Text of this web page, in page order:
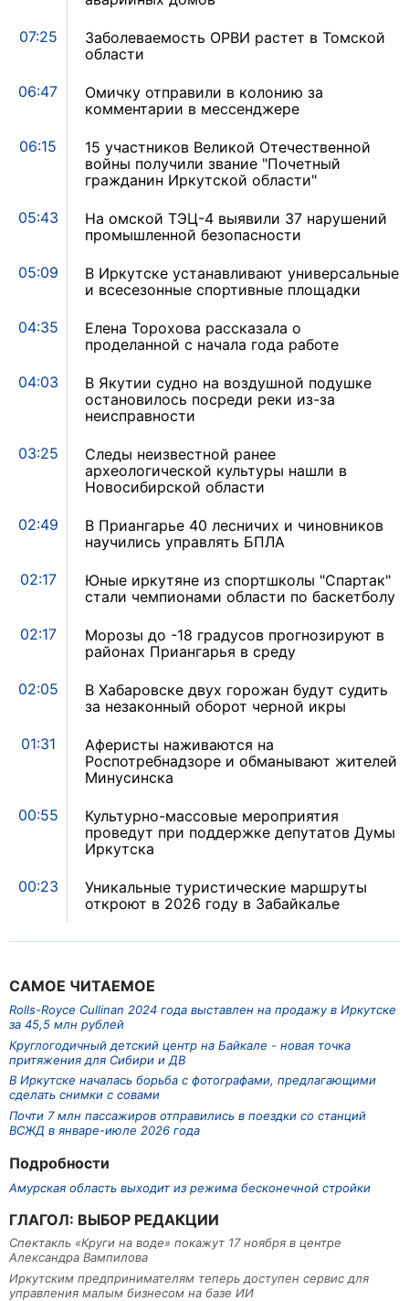
САМОЕ ЧИТАЕМОЕ
Rolls-Royce Cullinan 2024 года выставлен на продажу в Иркутске
за 45,5 млн рублей
Круглогодичный детский центр на Байкале - новая точка
притяжения для Сибири и ДВ
В Иркутске началась борьба с фотографами, предлагающими
сделать снимки с совами
Почти 7 млн пассажиров отправились в поездки со станций
ВСЖД в январе-июле 2026 года
Подробности
Амурская область выходит из режима бесконечной стройки
ГЛАГОЛ: ВЫБОР РЕДАКЦИИ
Спектакль «Круги на воде» покажут 17 ноября в центре
Александра Вампилова
Иркутским предпринимателям теперь доступен сервис для
управления малым бизнесом на базе ИИ
07:25
Заболеваемость ОРВИ растет в Томской
области
06:47
Омичку отправили в колонию за
комментарии в мессенджере
06:15
15 участников Великой Отечественной
войны получили звание "Почетный
гражданин Иркутской области"
05:43
На омской ТЭЦ-4 выявили 37 нарушений
промышленной безопасности
05:09
В Иркутске устанавливают универсальные
и всесезонные спортивные площадки
04:35
Елена Торохова рассказала о
проделанной с начала года работе
04:03
В Якутии судно на воздушной подушке
остановилось посреди реки из-за
неисправности
03:25
Следы неизвестной ранее
археологической культуры нашли в
Новосибирской области
02:49
В Приангарье 40 лесничих и чиновников
научились управлять БПЛА
02:17
Юные иркутяне из спортшколы "Спартак"
стали чемпионами области по баскетболу
02:17
Морозы до -18 градусов прогнозируют в
районах Приангарья в среду
02:05
В Хабаровске двух горожан будут судить
за незаконный оборот черной икры
01:31
Аферисты наживаются на
Роспотребнадзоре и обманывают жителей
Минусинска
00:55
Культурно-массовые мероприятия
проведут при поддержке депутатов Думы
Иркутска
00:23
Уникальные туристические маршруты
откроют в 2026 году в Забайкалье